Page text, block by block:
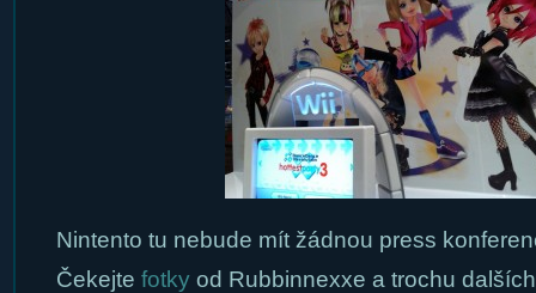
Nintento tu nebude mít žádnou press
Čekejte fotkyod Rubbinnexxe a trochu